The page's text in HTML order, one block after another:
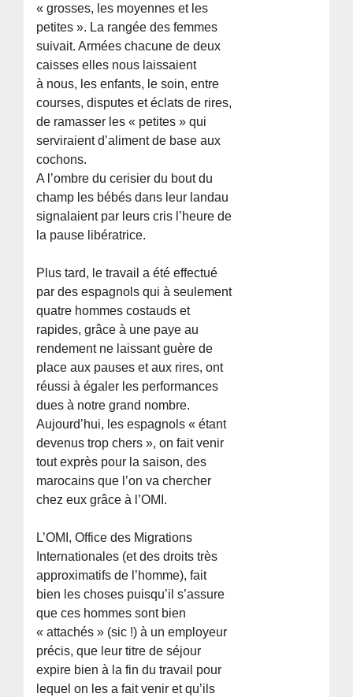
« grosses, les moyennes et les
petites ». La rangée des femmes
suivait. Armées chacune de deux
caisses elles nous laissaient
à nous, les enfants, le soin, entre
courses, disputes et éclats de rires,
de ramasser les « petites » qui
serviraient d’aliment de base aux
cochons.
A l’ombre du cerisier du bout du
champ les bébés dans leur landau
signalaient par leurs cris l’heure de
la pause libératrice.
Plus tard, le travail a été effectué
par des espagnols qui à seulement
quatre hommes costauds et
rapides, grâce à une paye au
rendement ne laissant guère de
place aux pauses et aux rires, ont
réussi à égaler les performances
dues à notre grand nombre.
Aujourd’hui, les espagnols « étant
devenus trop chers », on fait venir
tout exprès pour la saison, des
marocains que l’on va chercher
chez eux grâce à l’OMI.
L’OMI, Office des Migrations
Internationales (et des droits très
approximatifs de l’homme), fait
bien les choses puisqu’il s’assure
que ces hommes sont bien
« attachés » (sic !) à un employeur
précis, que leur titre de séjour
expire bien à la fin du travail pour
lequel on les a fait venir et qu’ils